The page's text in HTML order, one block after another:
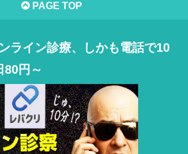
PAGE TOP
ライン診療、しかも電話で10
80円～